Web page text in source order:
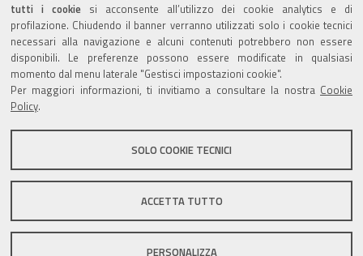
tutti i cookiesi acconsente all’utilizzo dei cookie analytics e di
profilazione. Chiudendo il banner verranno utilizzati solo i cookie tecnici
necessari alla navigazione e alcuni contenuti potrebbero non essere
disponibili. Le preferenze possono essere modificate in qualsiasi
momento dal menu laterale "Gestisci impostazioni cookie".
Per maggiori informazioni, ti invitiamo a consultare la nostra Cookie
Policy.
SOLO COOKIE TECNICI
ACCETTA TUTTO
PERSONALIZZA
Valuta questo sito
Sito istituzionale Comune di Zola Predosa